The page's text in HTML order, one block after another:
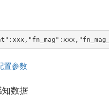
置参数
数据